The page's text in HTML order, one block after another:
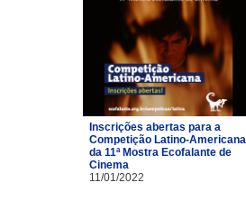
Inscrições abertas para a
Competição Latino-Americana
da 11ª Mostra Ecofalante de
Cinema
11/01/2022